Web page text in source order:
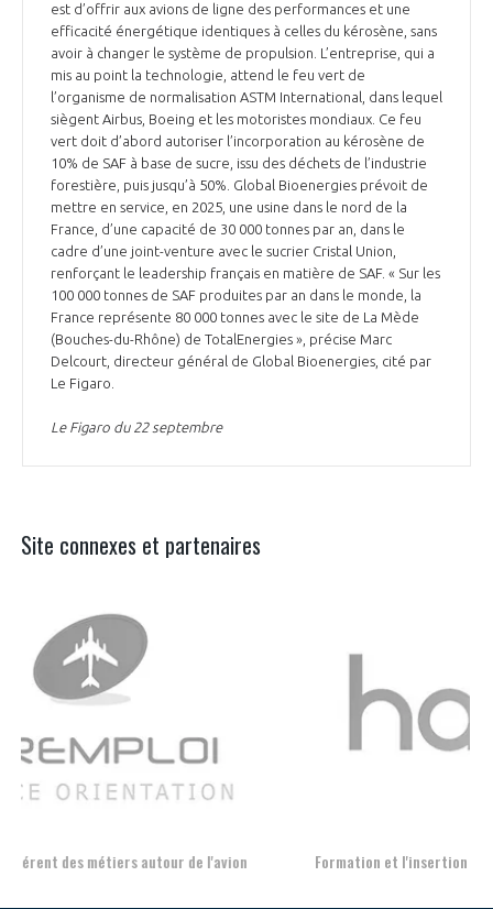
est d’offrir aux avions de ligne des performances et une
efficacité énergétique identiques à celles du kérosène, sans
avoir à changer le système de propulsion. L’entreprise, qui a
mis au point la technologie, attend le feu vert de
l’organisme de normalisation ASTM International, dans lequel
siègent Airbus, Boeing et les motoristes mondiaux. Ce feu
vert doit d’abord autoriser l’incorporation au kérosène de
10% de SAF à base de sucre, issu des déchets de l’industrie
forestière, puis jusqu’à 50%. Global Bioenergies prévoit de
mettre en service, en 2025, une usine dans le nord de la
France, d’une capacité de 30 000 tonnes par an, dans le
cadre d’une joint-venture avec le sucrier Cristal Union,
renforçant le leadership français en matière de SAF. « Sur les
100 000 tonnes de SAF produites par an dans le monde, la
France représente 80 000 tonnes avec le site de La Mède
(Bouches-du-Rhône) de TotalEnergies », précise Marc
Delcourt, directeur général de Global Bioenergies, cité par
Le Figaro.
Le Figaro du 22 septembre
Site connexes et partenaires
Formation et l'insertion de personnes en situation de handicap